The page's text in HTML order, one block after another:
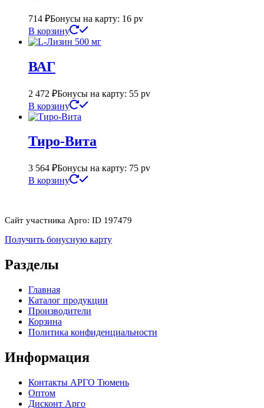
714 ₽Бонусы на карту: 16 pv
В корзину
ВАГ
2 472 ₽Бонусы на карту: 55 pv
В корзину
Тиро-Вита
3 564 ₽Бонусы на карту: 75 pv
В корзину
Сайт участника Арго: ID 197479
Получить бонусную карту
Разделы
Главная
Каталог продукции
Производители
Корзина
Политика конфиденциальности
Информация
Контакты АРГО Тюмень
Оптом
Дисконт Арго